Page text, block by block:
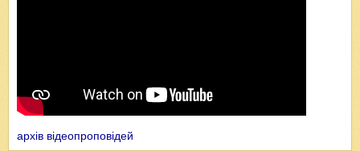
архів відеопроповідей